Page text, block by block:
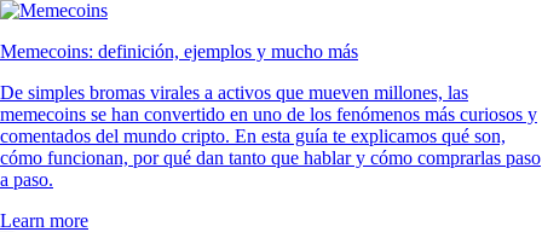
Memecoins: definición, ejemplos y mucho más
De simples bromas virales a activos que mueven millones, las
memecoins se han convertido en uno de los fenómenos más curiosos y
comentados del mundo cripto. En esta guía te explicamos qué son,
cómo funcionan, por qué dan tanto que hablar y cómo comprarlas paso
a paso.
Learn more